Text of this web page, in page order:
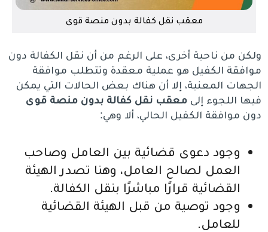
معقب نقل كفالة بدون منصة قوى
ولكن من ناحية أخرى، على الرغم من أن نقل الكفالة دون
موافقة الكفيل هو عملية معقدة وتتطلب موافقة
الجهات المعنية، إلا أن هناك بعض الحالات التي يمكن
فيها اللجوء إلىمعقب نقل كفالة بدون منصة قوى
دون موافقة الكفيل الحالي، ألا وهي:
وجود دعوى قضائية بين العامل وصاحب
العمل لصالح العامل، وهنا تصدر الهيئة
القضائية قرارًا مباشرًا بنقل الكفالة.
وجود توصية من قبل الهيئة القضائية
للعامل.